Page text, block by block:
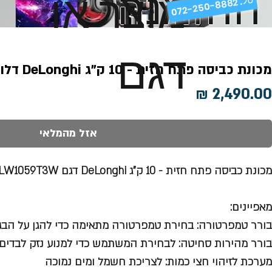
מוצר או
דגם
מכונת כביסה פתח חזית - 10 ק"ג DeLonghi דלונגי DLW1059T3W
מחיר
אזל מהמלאי
מכונת כביסה פתח חזית - 10 ק"ג DeLonghi דגם DLW1059T3W
מאפיינים:
בורר טמפרטורה: בחירת טמפרטורה מתאימה כדי להגן על
בורר מהירות סחיטה: לבחירת המשתמש כדי למנוע נזק לבדים
מערכת לזיהוי חצי כמות: לצריכת חשמל ומים נמוכה
072-250-8882 .